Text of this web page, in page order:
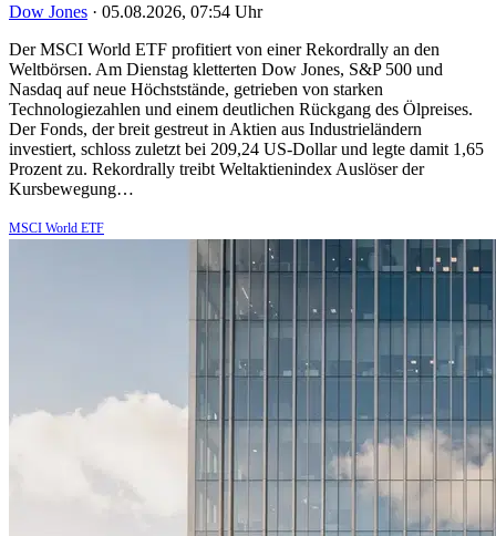
Dow Jones · 05.08.2026, 07:54 Uhr
Der MSCI World ETF profitiert von einer Rekordrally an den
Weltbörsen. Am Dienstag kletterten Dow Jones, S&P 500 und
Nasdaq auf neue Höchststände, getrieben von starken
Technologiezahlen und einem deutlichen Rückgang des Ölpreises.
Der Fonds, der breit gestreut in Aktien aus Industrieländern
investiert, schloss zuletzt bei 209,24 US-Dollar und legte damit 1,65
Prozent zu. Rekordrally treibt Weltaktienindex Auslöser der
Kursbewegung…
MSCI World ETF